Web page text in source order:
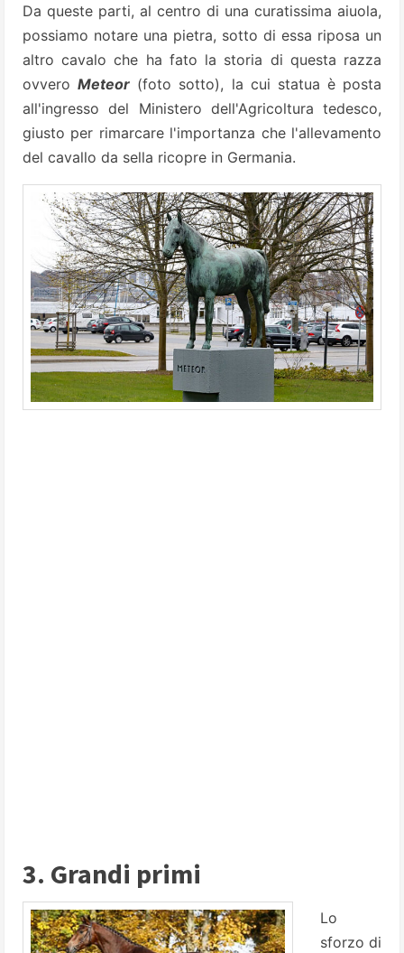
Da queste parti, al centro di una curatissima aiuola,
possiamo notare una pietra, sotto di essa riposa un
altro cavalo che ha fato la storia di questa razza
ovveroMeteor (foto sotto), la cui statua è posta
all'ingresso del Ministero dell'Agricoltura tedesco,
giusto per rimarcare l'importanza che l'allevamento
del cavallo da sella ricopre in Germania.
3. Grandi primi
Lo
sforzo di